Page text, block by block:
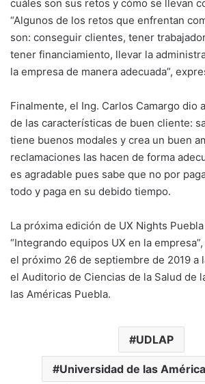
cuáles son sus retos y cómo se llevan
“Algunos de los retos que enfrentan
son: conseguir clientes, tener
tener financiamiento, llevar la
la empresa de manera adecuada”,
Finalmente, el Ing. Carlos Camargo dio
de las características de buen cliente:
tiene buenos modales y crea un buen
reclamaciones las hacen de forma
es agradable pues sabe que no por
todo y paga en su debido tiempo.
La próxima edición de UX Nights
“Integrando equipos UX en la
el próximo 26 de septiembre de 2019 a
el Auditorio de Ciencias de la Salud de
las Américas Puebla.
UDLAP
Universidad de las